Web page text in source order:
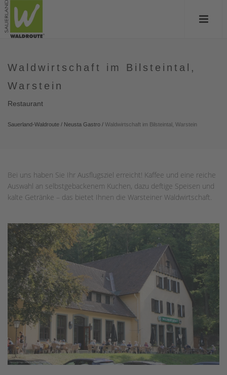
Waldwirtschaft im Bilsteintal,
Warstein
Restaurant
Sauerland-Waldroute / Neusta Gastro / Waldwirtschaft im Bilsteintal, Warstein
Bei uns haben Sie Ihr Ausflugsziel erreicht! Kaffee und eine reiche
Auswahl an selbstgebackenem Kuchen, dazu deftige Speisen und
kalte Getränke – das bietet Ihnen die Warsteiner Waldwirtschaft.